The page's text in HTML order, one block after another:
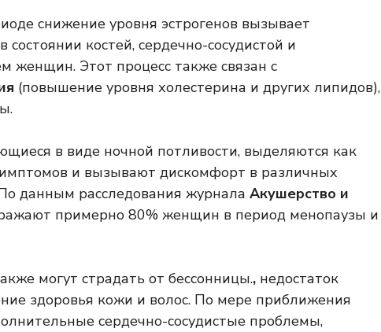
снижение уровня эстрогенов вызывает
костей, сердечно-сосудистой и
женщин. Этот процесс также связан с
(повышение уровня холестерина и других липидов),
в виде ночной потливости, выделяются как
и вызывают дискомфорт в различных
данным расследования журнала Акушерство и
примерно 80% женщин в период менопаузы и
могут страдать от бессонницы., недостаток
здоровья кожи и волос. По мере приближения
сердечно-сосудистые проблемы,